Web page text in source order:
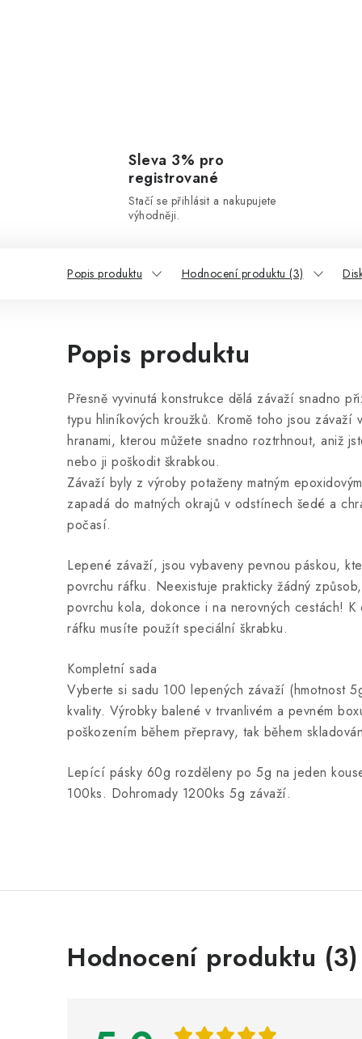
Sleva 3% pro
registrované
Stačí se přihlásit a nakupujete
výhodněji.
Popis produktu Hodnocení produktu (3)
Popis produktu
Přesně vyvinutá konstrukce dělá závaží snadno
typu hliníkových kroužků. Kromě toho jsou závaží
hranami, kterou můžete snadno roztrhnout, aniž
nebo ji poškodit škrabkou.
Závaží byly z výroby potaženy matným
zapadá do matných okrajů v odstínech šedé a
počasí.
Lepené závaží, jsou vybaveny pevnou páskou,
povrchu ráfku. Neexistuje prakticky žádný
povrchu kola, dokonce i na nerovných cestách!
ráfku musíte použít speciální škrabku.
Kompletní sada
Vyberte si sadu 100 lepených závaží (hmotnost
kvality. Výrobky balené v trvanlivém a pevném
poškozením během přepravy, tak během
Lepící pásky 60g rozděleny po 5g na jeden
100ks. Dohromady 1200ks 5g závaží.
Hodnocení produktu (3)
V